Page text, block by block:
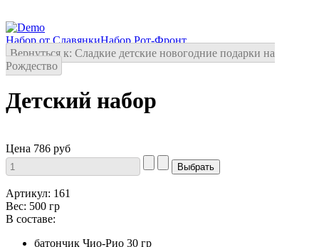
Набор от СлавянкиНабор Рот-Фронт
Вернуться к: Сладкие детские новогодние подарки на
Рождество
Детский набор
Цена 786 руб
Артикул: 161
Вес: 500 гр
В составе:
батончик Чио-Рио 30 гр